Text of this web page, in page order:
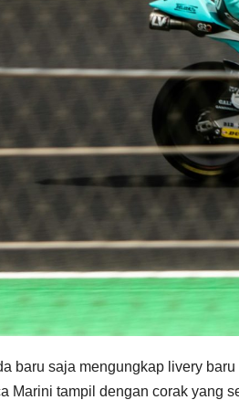
baru saja mengungkap livery
Marini tampil dengan corak yang